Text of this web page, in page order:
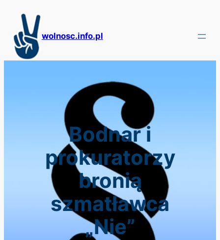
treści
wolnosc.info.pl
Bodnar i
prokuratorzy
bronią
szmatławca
„Nie”